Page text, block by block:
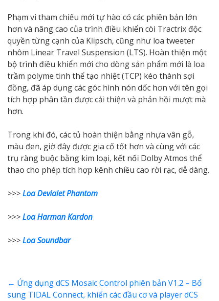
Phạm vi tham chiếu mới tự hào có các phiên bản lớn
hơn và nâng cao của trình điều khiển còi Tractrix độc
quyền từng cạnh của Klipsch, cũng như loa tweeter
nhôm Linear Travel Suspension (LTS). Hoàn thiện một
bộ trình điều khiển mới cho dòng sản phẩm mới là loa
trầm polyme tinh thể tạo nhiệt (TCP) kéo thành sợi
đồng, đã áp dụng các góc hình nón dốc hơn với tên gọi
tích hợp phân tần được cải thiện và phản hồi mượt mà
hơn.
Trong khi đó, các tủ hoàn thiện bằng nhựa vân gỗ,
màu đen, giờ đây được gia cố tốt hơn và cùng với các
trụ ràng buộc bằng kim loại, kết nối Dolby Atmos thể
thao cho phép tích hợp kênh chiều cao rời rạc, dễ dàng.
>>>Loa Devialet Phantom
>>>Loa Harman Kardon
>>>Loa Soundbar
← Ứng dụng dCS Mosaic Control phiên bản V1.2 – Bổ
sung TIDAL Connect, khiển các đầu cơ và player dCS